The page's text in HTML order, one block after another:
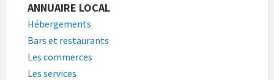
ANNUAIRE LOCAL
Hébergements
Bars et restaurants
Les commerces
Les services